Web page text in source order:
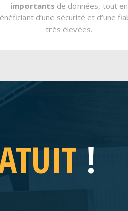
importants de données, tout en
d’une sécurité et d’une
très élevées.
!